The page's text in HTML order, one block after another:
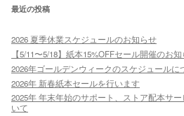
最近の投稿
2026 夏季休業スケジュールのお知らせ
【5/11〜5/18】紙本15%OFFセール開催のお
2026年ゴールデンウィークのスケジュールに
2026年 新春紙本セールを行います
2025年 年末年始のサポート、ストア配本サ
いて